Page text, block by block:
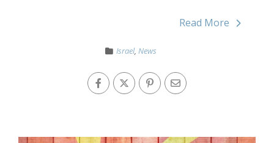
Read More
Israel, News